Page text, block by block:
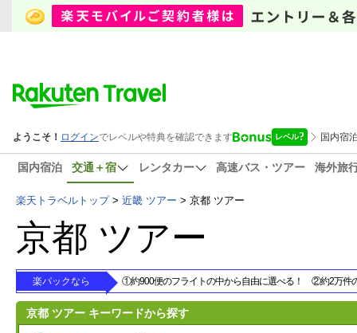
国内宿泊 交通＋宿 レンタカー 高速バス・ツアー 海外旅
楽天トラベルトップ> 近畿 ツアー > 京都 ツアー
京都 ツアー
楽パックなら ①約900便のフライトの中から自由に選べる！ ②約2万件
京都 ツアー キーワードから探す